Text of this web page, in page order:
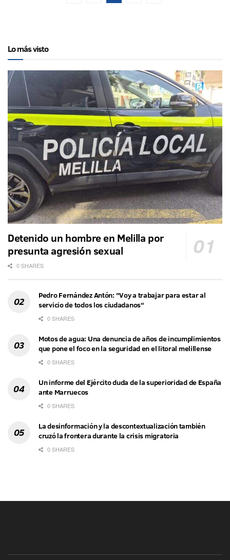
Lo más visto
Detenido un hombre en Melilla por
presunta agresión sexual
0 SHARES
Pedro Fernández Antón: "Voy a trabajar para estar al
servicio de todos los ciudadanos"
0 SHARES
Motos de agua: Una denuncia de años de incumplimientos
que pone el foco en la seguridad en el litoral melillense
0 SHARES
Un informe del Ejército duda de la superioridad de España
ante Marruecos
0 SHARES
La desinformación y la descontextualización también
cruzó la frontera durante la crisis migratoria
0 SHARES